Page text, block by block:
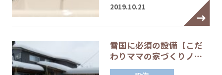
2019.10.21
雪国に必須の設備【こだ
わりママの家づくりノ…